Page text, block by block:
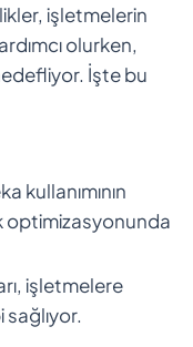
işletmelerin
olurken,
İşte bu
kullanımının
optimizasyonunda
işletmelere